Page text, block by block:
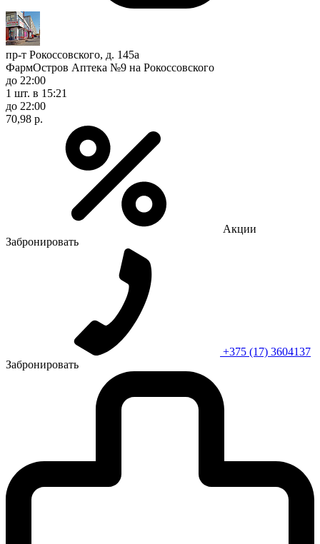
пр-т Рокоссовского, д. 145а
ФармОстров Аптека №9 на Рокоссовского
до 22:00
1 шт. в 15:21
до 22:00
70,98 р.
Акции
Забронировать
+375 (17) 3604137
Забронировать